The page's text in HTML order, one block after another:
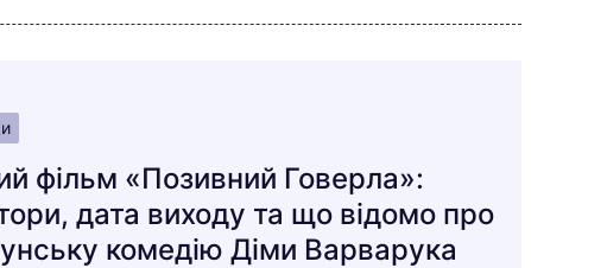
фільм «Позивний Говерла»:
дата виходу та що відомо про
комедію Діми Варварука